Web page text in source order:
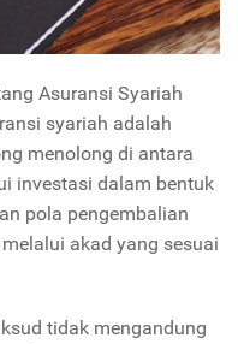
Asuransi Syariah
syariah adalah
menolong di antara
investasi dalam bentuk
pola pengembalian
akad yang sesuai
tidak mengandung